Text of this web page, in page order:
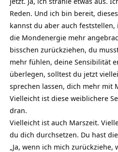
Reden. Und ich bin bereit,
kannst du aber auch
die Mondenergie mehr
bisschen zurückziehen, du
mehr fühlen, deine Sensibilität
überlegen, solltest du jetzt
sprechen lassen, dich mehr mit
Vielleicht ist diese weiblichere
dran.
Vielleicht ist auch Marszeit.
du dich durchsetzen. Du hast
„Ja, wenn ich mich